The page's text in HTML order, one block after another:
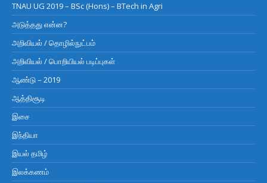
TNAU UG 2019 – BSc (Hons) – BTech in Agri
அடுத்தது என்ன?
அறிவியல் / தொழில்நுட்பம்
அறிவியல் / பொறியியல் படிப்புகள்
ஆண்டு – 2019
ஆத்திசூடி
இசை
இந்தியா
இயல் தமிழ்
இலக்கணம்